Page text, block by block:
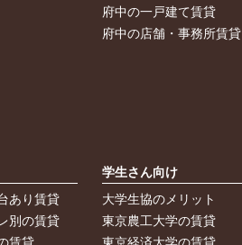
府中の一戸建て賃貸
府中の店舗・事務所賃貸
あり賃貸
別の賃貸
学生さん向け
大学生協のメリット
東京農工大学の賃貸